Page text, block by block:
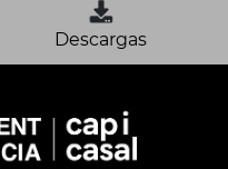
Descargas